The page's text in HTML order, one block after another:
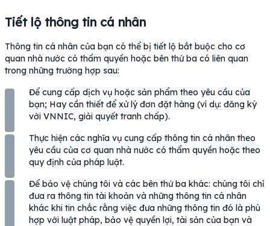
Tiết lộ thông tin cá nhân
Thông tin cá nhân của bạn có thể bị tiết lộ bắt buộc cho cơ
quan nhà nước có thẩm quyền hoặc bên thứ ba có liên quan
trong những trường hợp sau:
Để cung cấp dịch vụ hoặc sản phẩm theo yêu cầu của
bạn; Hay cần thiết để xử lý đơn đặt hàng (ví dụ: đăng ký
với VNNIC, giải quyết tranh chấp).
Thực hiện các nghĩa vụ cung cấp thông tin cá nhân theo
yêu cầu của cơ quan nhà nước có thẩm quyền hoặc theo
quy định của pháp luật.
Để bảo vệ chúng tôi và các bên thứ ba khác: chúng tôi chỉ
đưa ra thông tin tài khoản và những thông tin cá nhân
khác khi tin chắc rằng việc đưa những thông tin đó là phù
hợp với luật pháp, bảo vệ quyền lợi, tài sản của bạn và